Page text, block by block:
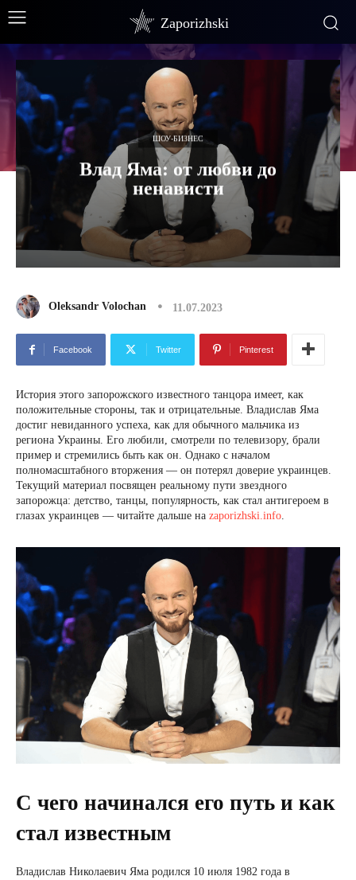
Zaporizhski
ШОУ-БИЗНЕС
Влад Яма: от любви до
ненависти
Oleksandr Volochan 11.07.2023
Facebook Twitter Pinterest
История этого запорожского известного танцора имеет, как
положительные стороны, так и отрицательные. Владислав Яма
достиг невиданного успеха, как для обычного мальчика из
региона Украины. Его любили, смотрели по телевизору, брали
пример и стремились быть как он. Однако с началом
полномасштабного вторжения — он потерял доверие украинцев.
Текущий материал посвящен реальному пути звездного
запорожца: детство, танцы, популярность, как стал антигероем в
глазах украинцев — читайте дальше на zaporizhski.info.
С чего начинался его путь и как
стал известным
Владислав Николаевич Яма родился 10 июля 1982 года в